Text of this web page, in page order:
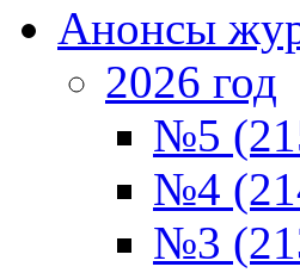
Анонсы
2026 год
№5
№4
№3